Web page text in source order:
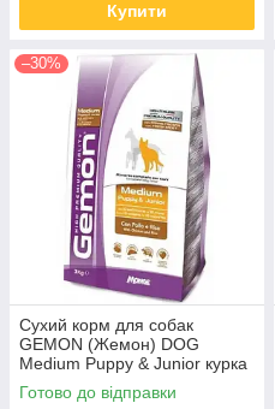
Купити
–30%
Сухий корм для собак
GEMON (Жемон) DOG
Medium Puppy & Junior курка
з рисом 3 кг (термін до 29.07)
Готово до відправки